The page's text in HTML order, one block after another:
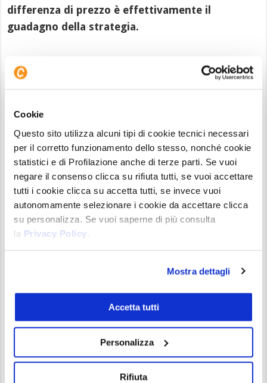
Cookie
Questo sito utilizza alcuni tipi di cookie tecnici necessari
per il corretto funzionamento dello stesso, nonché cookie
statistici e di Profilazione anche di terze parti. Se vuoi
negare il consenso clicca su rifiuta tutti, se vuoi accettare
tutti i cookie clicca su accetta tutti, se invece vuoi
autonomamente selezionare i cookie da accettare clicca
su personalizza. Se vuoi saperne di più consulta
la Privacy Policy.
Mostra dettagli
Accetta tutti
Personalizza
Rifiuta
differenza di prezzo è effettivamente il
guadagno della strategia.
Chiusura pozione short sul petrolio–Fonte dati:
https://x.com/arkham
Detto ciò, non possiamo avere la certezza assoluta
che l’operazione sia stata strutturata esattamente
in questo modo, dal momento che non abbiamo
mercati off-chain. Tuttavia
possiamo ipotizzare
sia andata così, viste le tempistiche delle
Attenzione ai rischi nascosti della